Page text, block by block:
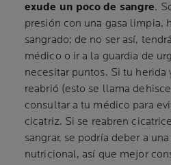
exude un poco de sangre.
presión con una gasa limpia,
sangrado; de no ser así,
médico o ir a la guardia de
necesitar puntos. Si tu herida
reabrió (esto se llama
consultar a tu médico para
cicatriz. Si se reabren
sangrar, se podría deber a
nutricional, así que mejor